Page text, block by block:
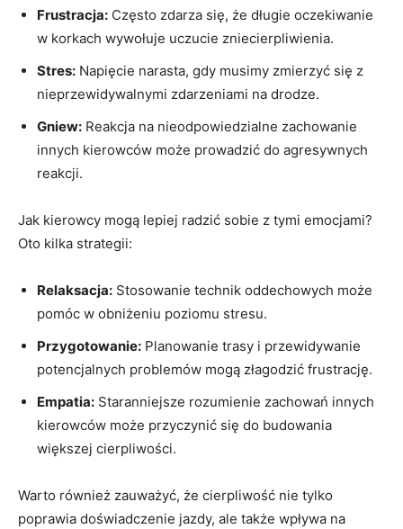
Frustracja: Często zdarza się, że długie oczekiwanie
w korkach wywołuje uczucie zniecierpliwienia.
Stres: Napięcie narasta, gdy musimy zmierzyć się z
nieprzewidywalnymi zdarzeniami na drodze.
Gniew: Reakcja na nieodpowiedzialne zachowanie
innych kierowców może prowadzić do agresywnych
reakcji.
Jak kierowcy mogą lepiej radzić sobie z tymi emocjami?
Oto kilka strategii:
Relaksacja: Stosowanie technik oddechowych może
pomóc w obniżeniu poziomu stresu.
Przygotowanie: Planowanie trasy i przewidywanie
potencjalnych problemów mogą złagodzić frustrację.
Empatia: Staranniejsze rozumienie zachowań innych
kierowców może przyczynić się do budowania
większej cierpliwości.
Warto również zauważyć, że cierpliwość nie tylko
poprawia doświadczenie jazdy, ale także wpływa na